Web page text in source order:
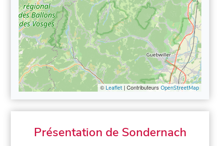
© Leaflet| Contributeurs OpenStreetMap
Présentation de Sondernach